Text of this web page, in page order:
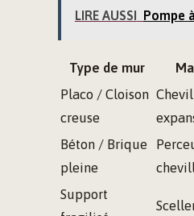
LIRE AUSSI Pompe
Type de mur
Placo / Cloison
creuse
Béton / Brique
pleine
Support